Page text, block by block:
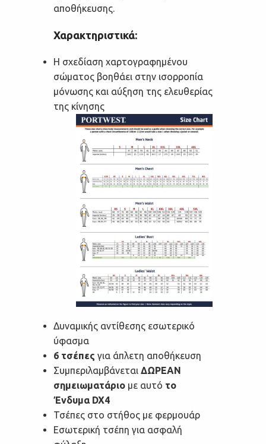
αποθήκευσης.
Χαρακτηριστικά:
Η σχεδίαση χαρτογραφημένου
σώματος βοηθάει στην ισορροπία
μόνωσης και αύξηση της ελευθερίας
της κίνησης
Δυναμικής αντίθεσης εσωτερικό
ύφασμα
6 τσέπες για άπλετη αποθήκευση
Συμπεριλαμβάνεται ΔΩΡΕΑΝ
σημειωματάριο με αυτό το
Ένδυμα DX4
Τσέπες στο στήθος με φερμουάρ
Εσωτερική τσέπη για ασφαλή